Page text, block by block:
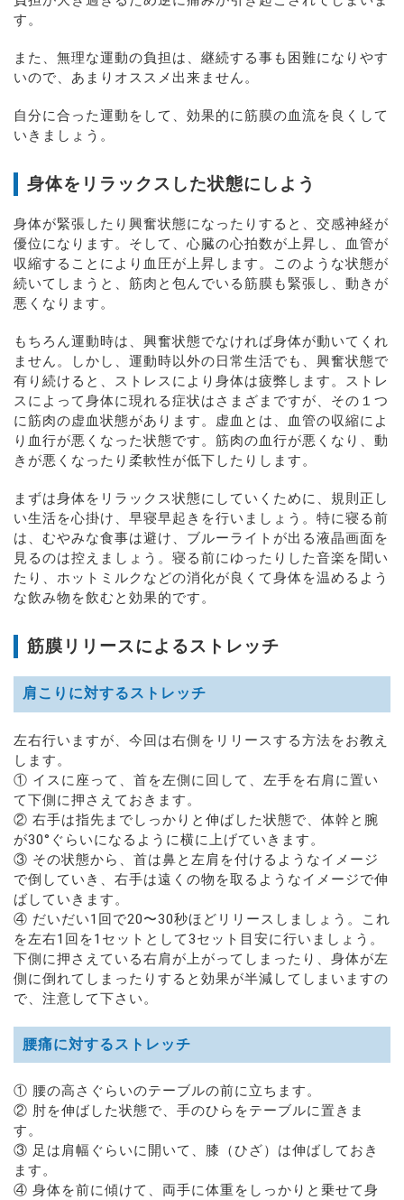
す。
また、無理な運動の負担は、継続する事も困難になりやす
いので、あまりオススメ出来ません。
自分に合った運動をして、効果的に筋膜の血流を良くして
いきましょう。
身体をリラックスした状態にしよう
身体が緊張したり興奮状態になったりすると、交感神経が
優位になります。そして、心臓の心拍数が上昇し、血管が
収縮することにより血圧が上昇します。このような状態が
続いてしまうと、筋肉と包んでいる筋膜も緊張し、動きが
悪くなります。
もちろん運動時は、興奮状態でなければ身体が動いてくれ
ません。しかし、運動時以外の日常生活でも、興奮状態で
有り続けると、ストレスにより身体は疲弊します。ストレ
スによって身体に現れる症状はさまざまですが、その１つ
に筋肉の虚血状態があります。虚血とは、血管の収縮によ
り血行が悪くなった状態です。筋肉の血行が悪くなり、動
きが悪くなったり柔軟性が低下したりします。
まずは身体をリラックス状態にしていくために、規則正し
い生活を心掛け、早寝早起きを行いましょう。特に寝る前
は、むやみな食事は避け、ブルーライトが出る液晶画面を
見るのは控えましょう。寝る前にゆったりした音楽を聞い
たり、ホットミルクなどの消化が良くて身体を温めるよう
な飲み物を飲むと効果的です。
筋膜リリースによるストレッチ
肩こりに対するストレッチ
左右行いますが、今回は右側をリリースする方法をお教え
します。
① イスに座って、首を左側に回して、左手を右肩に置い
て下側に押さえておきます。
② 右手は指先までしっかりと伸ばした状態で、体幹と腕
が30°ぐらいになるように横に上げていきます。
③ その状態から、首は鼻と左肩を付けるようなイメージ
で倒していき、右手は遠くの物を取るようなイメージで伸
ばしていきます。
④ だいだい1回で20〜30秒ほどリリースしましょう。これ
を左右1回を1セットとして3セット目安に行いましょう。
下側に押さえている右肩が上がってしまったり、身体が左
側に倒れてしまったりすると効果が半減してしまいますの
で、注意して下さい。
腰痛に対するストレッチ
① 腰の高さぐらいのテーブルの前に立ちます。
② 肘を伸ばした状態で、手のひらをテーブルに置きま
す。
③ 足は肩幅ぐらいに開いて、膝（ひざ）は伸ばしておき
ます。
④ 身体を前に傾けて、両手に体重をしっかりと乗せて身